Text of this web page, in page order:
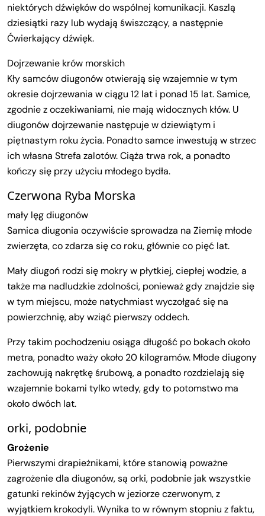
niektórych dźwięków do wspólnej komunikacji. Kaszlą
dziesiątki razy lub wydają świszczący, a następnie
Ćwierkający dźwięk.
Dojrzewanie krów morskich
Kły samców diugonów otwierają się wzajemnie w tym
okresie dojrzewania w ciągu 12 lat i ponad 15 lat. Samice,
zgodnie z oczekiwaniami, nie mają widocznych kłów. U
diugonów dojrzewanie następuje w dziewiątym i
piętnastym roku życia. Ponadto samce inwestują w strzec
ich własna Strefa zalotów. Ciąża trwa rok, a ponadto
kończy się przy użyciu młodego bydła.
Czerwona Ryba Morska
mały lęg diugonów
Samica diugonia oczywiście sprowadza na Ziemię młode
zwierzęta, co zdarza się co roku, głównie co pięć lat.
Mały diugoń rodzi się mokry w płytkiej, ciepłej wodzie, a
także ma nadludzkie zdolności, ponieważ gdy znajdzie się
w tym miejscu, może natychmiast wyczołgać się na
powierzchnię, aby wziąć pierwszy oddech.
Przy takim pochodzeniu osiąga długość po bokach około
metra, ponadto waży około 20 kilogramów. Młode diugony
zachowują nakrętkę śrubową, a ponadto rozdzielają się
wzajemnie bokami tylko wtedy, gdy to potomstwo ma
około dwóch lat.
orki, podobnie
Grożenie
Pierwszymi drapieżnikami, które stanowią poważne
zagrożenie dla diugonów, są orki, podobnie jak wszystkie
gatunki rekinów żyjących w jeziorze czerwonym, z
wyjątkiem krokodyli. Wynika to w równym stopniu z faktu,